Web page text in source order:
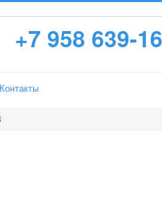
+7 958 639-
Контакты